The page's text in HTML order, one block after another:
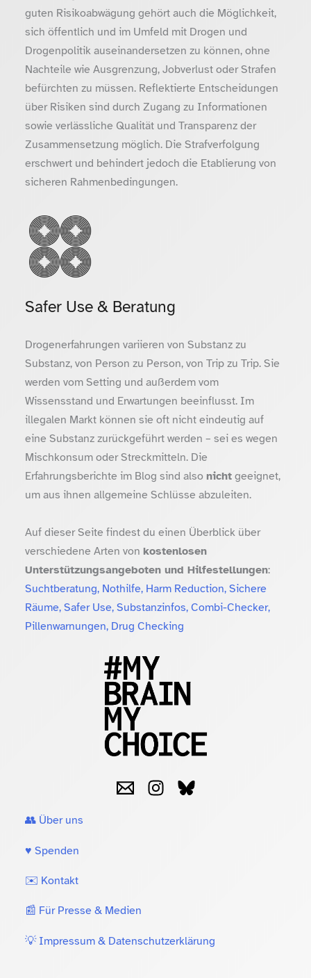
guten Risikoabwägung gehört auch die Möglichkeit,
sich öffentlich und im Umfeld mit Drogen und
Drogenpolitik auseinandersetzen zu können, ohne
Nachteile wie Ausgrenzung, Jobverlust oder Strafen
befürchten zu müssen. Reflektierte Entscheidungen
über Risiken sind durch Zugang zu Informationen
sowie verlässliche Qualität und Transparenz der
Zusammensetzung möglich. Die Strafverfolgung
erschwert und behindert jedoch die Etablierung von
sicheren Rahmenbedingungen.
Safer Use & Beratung
Drogenerfahrungen variieren von Substanz zu
Substanz, von Person zu Person, von Trip zu Trip. Sie
werden vom Setting und außerdem vom
Wissensstand und Erwartungen beeinflusst. Im
illegalen Markt können sie oft nicht eindeutig auf
eine Substanz zurückgeführt werden – sei es wegen
Mischkonsum oder Streckmitteln. Die
Erfahrungsberichte im Blog sind also nichtgeeignet,
um aus ihnen allgemeine Schlüsse abzuleiten.
Auf dieser Seite findest du einen Überblick über
verschiedene Arten von kostenlosen
Unterstützungsangeboten und Hilfestellungen:
Suchtberatung, Nothilfe, Harm Reduction, Sichere
Räume, Safer Use, Substanzinfos, Combi-Checker,
Pillenwarnungen, Drug Checking
👥 Über uns
♥️ Spenden
✉️ Kontakt
📰 Für Presse & Medien
💡 Impressum & Datenschutzerklärung